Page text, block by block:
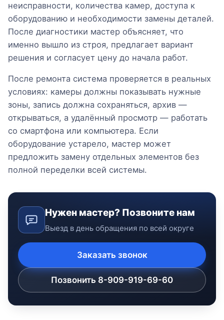
неисправности, количества камер, доступа к
оборудованию и необходимости замены деталей.
После диагностики мастер объясняет, что
именно вышло из строя, предлагает вариант
решения и согласует цену до начала работ.
После ремонта система проверяется в реальных
условиях: камеры должны показывать нужные
зоны, запись должна сохраняться, архив —
открываться, а удалённый просмотр — работать
со смартфона или компьютера. Если
оборудование устарело, мастер может
предложить замену отдельных элементов без
полной переделки всей системы.
Нужен мастер? Позвоните нам
Выезд в день обращения по всей округе
Заказать звонок
Позвонить 8-909-919-69-60